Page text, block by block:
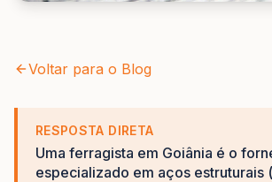
Voltar para o Blog
RESPOSTA DIRETA
Uma ferragista em Goiânia é o
especializado em aços estruturais